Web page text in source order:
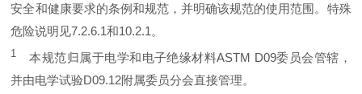
安全和健康要求的条例和规范，并明确该规范的使用范围。特殊
危险说明见7.2.6.1和10.2.1。
1
本规范归属于电学和电子绝缘材料ASTM D09委员会管辖，
并由电学试验D09.12附属委员分会直接管理。